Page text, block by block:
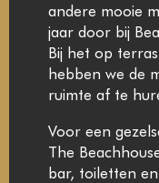
andere mooie
jaar door bij
Bij het op
hebben we de
ruimte af te
Voor een
The
bar, toiletten